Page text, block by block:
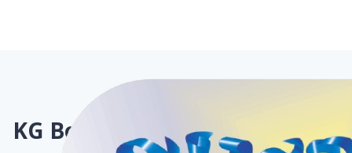
KG Books